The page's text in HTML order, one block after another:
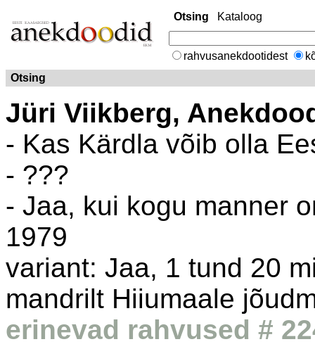
Otsing Kataloog
rahvusanekdootidest
Otsing
Jüri Viikberg,
- Kas Kärdla võib olla
- ???
- Jaa, kui kogu manner
1979
variant: Jaa, 1 tund 20
mandrilt Hiiumaale
erinevad rahvused #